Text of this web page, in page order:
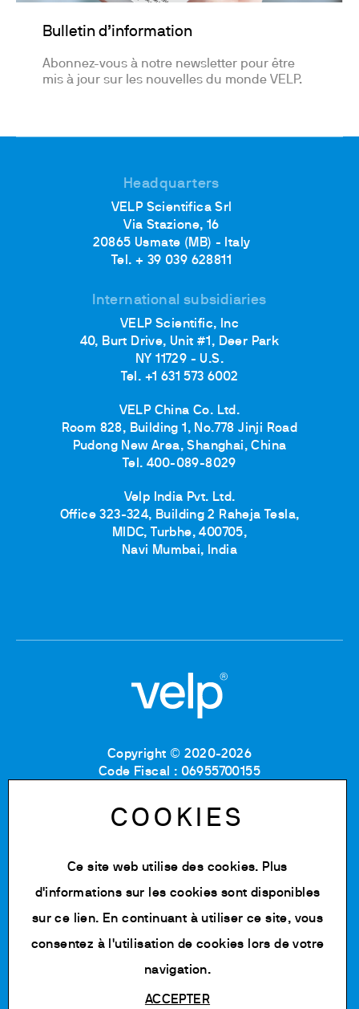
Bulletin d’information
Abonnez-vous à notre newsletter pour être
mis à jour sur les nouvelles du monde VELP.
Headquarters
VELP Scientifica Srl
Via Stazione, 16
20865 Usmate (MB) - Italy
Tel. + 39 039 628811
International subsidiaries
VELP Scientific, Inc
40, Burt Drive, Unit #1, Deer Park
NY 11729 - U.S.
Tel. +1 631 573 6002
VELP China Co. Ltd.
Room 828, Building 1, No.778 Jinji Road
Pudong New Area, Shanghai, China
Tel. 400-089-8029
Velp India Pvt. Ltd.
Office 323-324, Building 2 Raheja Tesla,
MIDC, Turbhe, 400705,
Navi Mumbai, India
Copyright © 2020-2026
Code Fiscal : 06955700155
MB Registre du commerce et des sociétés :
06955700155
Capital social : 500 000,00 € e.v.
Politique de confidentialité
Cookie Policy
Conditions d'utilisation
COOKIES
Ce site web utilise des cookies. Plus
d'informations sur les cookies sont disponibles
surce lien. En continuant à utiliser ce site, vous
consentez à l'utilisation de cookies lors de votre
navigation.
ACCEPTER
Powered by Siglacom